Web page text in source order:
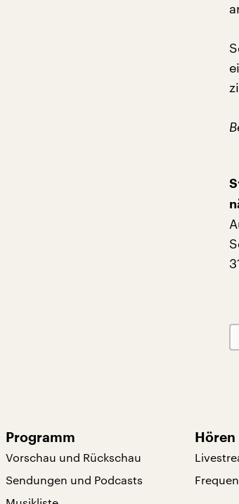
Programm
Vorschau und Rückschau
Sendungen und Podcasts
Hören